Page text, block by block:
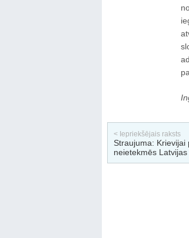
< Iepriekšējais raksts
Straujuma: Krievijai
neietekmēs